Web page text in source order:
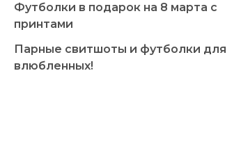
Футболки в подарок на 8 марта с
принтами
Парные свитшоты и футболки для
влюбленных!